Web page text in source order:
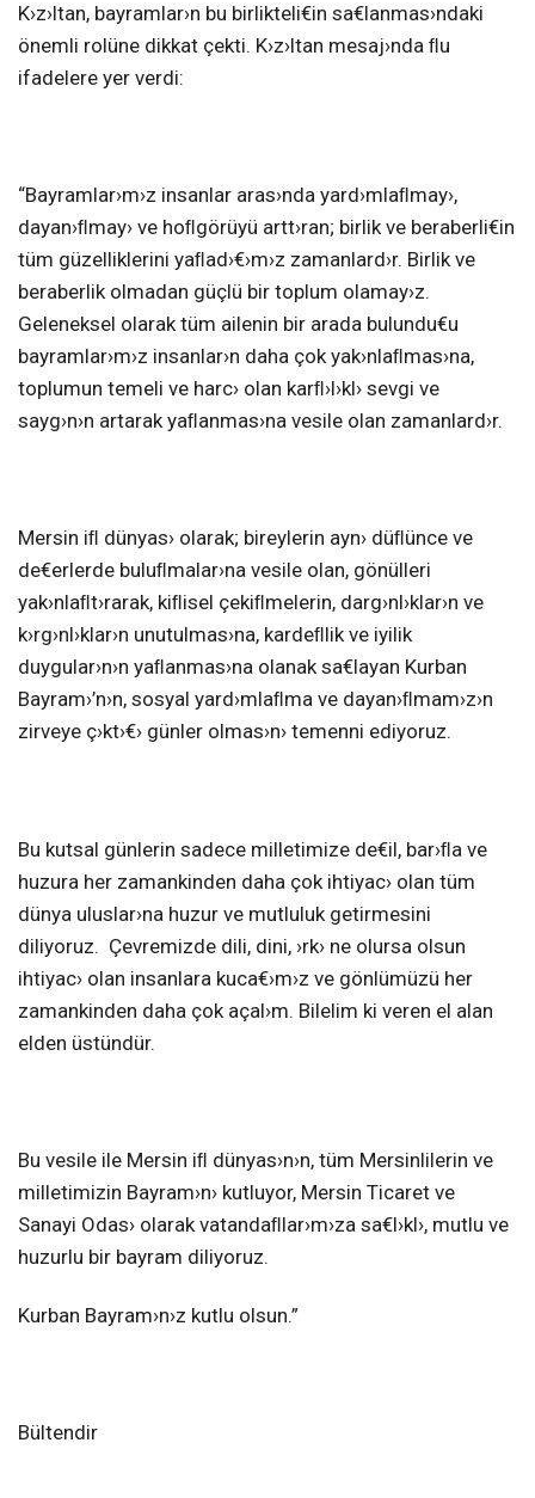
K›z›ltan, bayramlar›n bu birlikteli€in sa€lanmas›ndaki
önemli rolüne dikkat çekti. K›z›ltan mesaj›nda ﬂu
ifadelere yer verdi:
“Bayramlar›m›z insanlar aras›nda yard›mlaﬂmay›,
dayan›ﬂmay› ve hoﬂgörüyü artt›ran; birlik ve beraberli€in
tüm güzelliklerini yaﬂad›€›m›z zamanlard›r. Birlik ve
beraberlik olmadan güçlü bir toplum olamay›z.
Geleneksel olarak tüm ailenin bir arada bulundu€u
bayramlar›m›z insanlar›n daha çok yak›nlaﬂmas›na,
toplumun temeli ve harc› olan karﬂ›l›kl› sevgi ve
sayg›n›n artarak yaﬂanmas›na vesile olan zamanlard›r.
Mersin iﬂ dünyas› olarak; bireylerin ayn› düﬂünce ve
de€erlerde buluﬂmalar›na vesile olan, gönülleri
yak›nlaﬂt›rarak, kiﬂisel çekiﬂmelerin, darg›nl›klar›n ve
k›rg›nl›klar›n unutulmas›na, kardeﬂlik ve iyilik
duygular›n›n yaﬂanmas›na olanak sa€layan Kurban
Bayram›’n›n, sosyal yard›mlaﬂma ve dayan›ﬂmam›z›n
zirveye ç›kt›€› günler olmas›n› temenni ediyoruz.
Bu kutsal günlerin sadece milletimize de€il, bar›ﬂa ve
huzura her zamankinden daha çok ihtiyac› olan tüm
dünya uluslar›na huzur ve mutluluk getirmesini
diliyoruz. Çevremizde dili, dini, ›rk› ne olursa olsun
ihtiyac› olan insanlara kuca€›m›z ve gönlümüzü her
zamankinden daha çok açal›m. Bilelim ki veren el alan
elden üstündür.
Bu vesile ile Mersin iﬂ dünyas›n›n, tüm Mersinlilerin ve
milletimizin Bayram›n› kutluyor, Mersin Ticaret ve
Sanayi Odas› olarak vatandaﬂlar›m›za sa€l›kl›, mutlu ve
huzurlu bir bayram diliyoruz.
Kurban Bayram›n›z kutlu olsun.”
Bültendir